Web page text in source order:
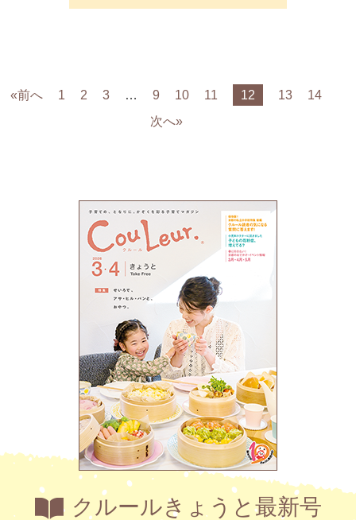
«前へ 1 2 3 … 9 10 11 12 13
14
次へ»
クルールきょうと最新号